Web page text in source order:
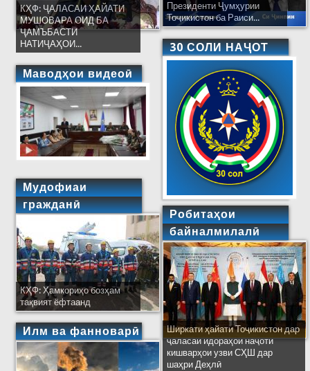
КҲФ: ҶАЛАСАИ ҲАЙАТИ
МУШОВАРА ОИД БА
ҶАМЪБАСТИ
НАТИҶАҲОИ...
Маводҳои видеоӣ
Мудофиаи
гражданӣ
КҲФ: Ҳамкориҳо бозҳам
тақвият ёфтаанд
Илм ва фанноварӣ
Президенти Ҷумҳурии
Тоҷикистон ба Раиси...
30 СОЛИ НАҶОТ
Робитаҳои
байналмилалӣ
Ширкати ҳайати Тоҷикистон дар
ҷаласаи идораҳои наҷоти
кишварҳои узви СҲШ дар
шаҳри Деҳлӣ